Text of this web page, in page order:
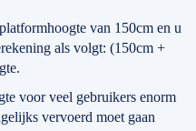
van 150cm en u
als volgt: (150cm +
voor veel gebruikers enorm
vervoerd moet gaan